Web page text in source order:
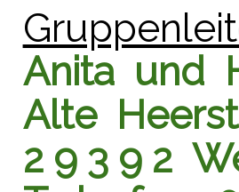
Anita und
Alte
2 9 3 9 2